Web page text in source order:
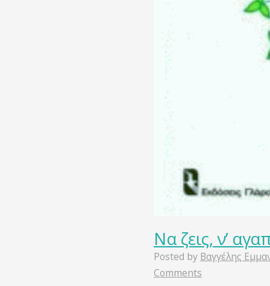
Να ζεις, ν’
Posted by Βαγγέλης
Comments